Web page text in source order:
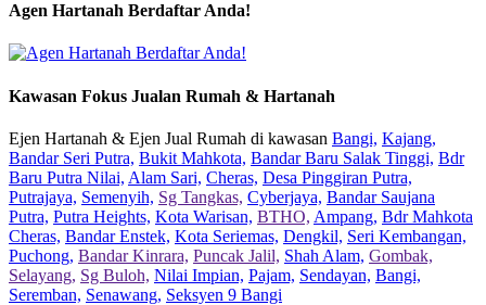
Agen Hartanah Berdaftar Anda!
Kawasan Fokus Jualan Rumah & Hartanah
Ejen Hartanah & Ejen Jual Rumah di kawasan Bangi, Kajang,
Bandar Seri Putra, Bukit Mahkota, Bandar Baru Salak Tinggi, Bdr
Baru Putra Nilai, Alam Sari, Cheras, Desa Pinggiran Putra,
Putrajaya, Semenyih, Sg Tangkas, Cyberjaya, Bandar Saujana
Putra, Putra Heights, Kota Warisan, BTHO, Ampang, Bdr Mahkota
Cheras, Bandar Enstek, Kota Seriemas, Dengkil, Seri Kembangan,
Puchong, Bandar Kinrara, Puncak Jalil, Shah Alam, Gombak,
Selayang, Sg Buloh, Nilai Impian, Pajam, Sendayan, Bangi,
Seremban, Senawang, Seksyen 9 Bangi